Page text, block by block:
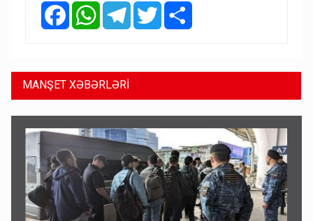
FacebookWhatsAppTelegramTwitter
MANŞET XƏBƏRLƏRİ